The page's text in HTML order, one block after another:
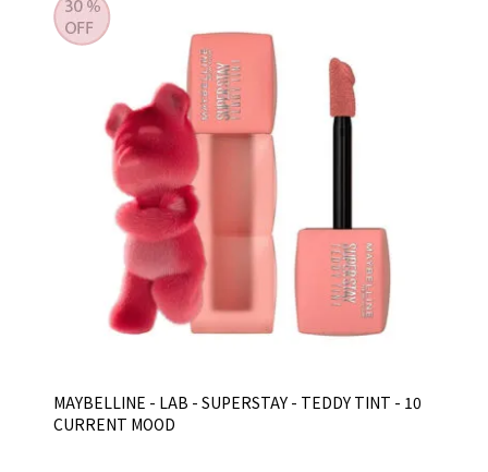
MAYBELLINE - LAB - SUPERSTAY - TEDDY TINT - 10
CURRENT MOOD